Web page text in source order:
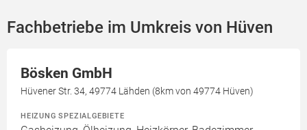
Fachbetriebe im Umkreis von Hüven
Bösken GmbH
Hüvener Str. 34, 49774 Lähden (8km von 49774 Hüven)
HEIZUNG SPEZIALGEBIETE